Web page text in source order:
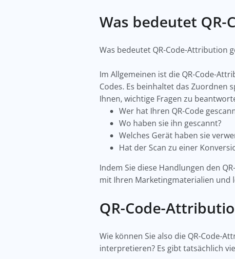
Was bedeutet
Was bedeutet QR-Code-Attribution
Im Allgemeinen ist die QR-Code-
Codes. Es beinhaltet das Zuordnen
Ihnen, wichtige Fragen zu
Wer hat Ihren QR-Code
Wo haben sie ihn gescannt?
Welches Gerät haben sie
Hat der Scan zu einer
Indem Sie diese Handlungen den
mit Ihren Marketingmaterialien und
QR-Code-
Wie können Sie also die QR-Code-
interpretieren? Es gibt tatsächlich